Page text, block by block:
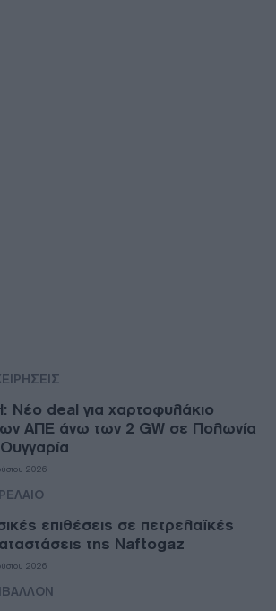
Νέο deal για χαρτοφυλάκιο
ΑΠΕ άνω των 2 GW σε Πολωνία
2026
επιθέσεις σε πετρελαϊκές
της Naftogaz
2026